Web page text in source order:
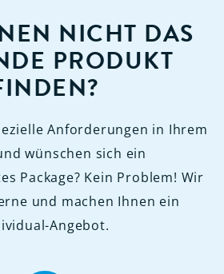
NICHT DAS
PRODUKT
Anforderungen in Ihrem
wünschen sich ein
Package? Kein Problem! Wir
und machen Ihnen ein
Angebot.